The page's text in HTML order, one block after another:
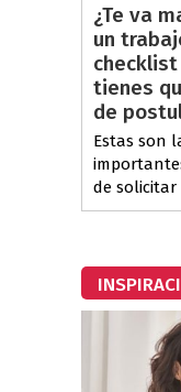
¿Te va
un
tienes
de
Estas son
de solicitar